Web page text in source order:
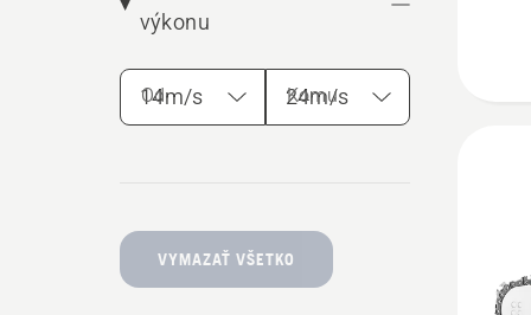
výkonu
Od Komu
VYMAZAŤ VŠETKO